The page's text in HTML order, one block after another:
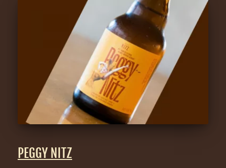
PEGGY NITZ